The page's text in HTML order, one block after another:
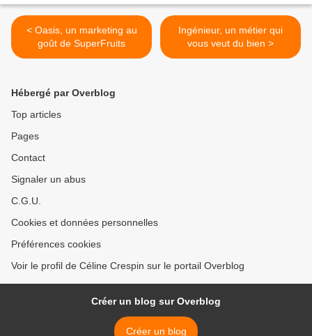
< Oasis, un marketing au
goût de SuperFruits
Ingénieur, un métier qui
vous veut du bien >
Hébergé par Overblog
Top articles
Pages
Contact
Signaler un abus
C.G.U.
Cookies et données personnelles
Préférences cookies
Voir le profil de Céline Crespin sur le portail Overblog
Créer un blog sur Overblog
Créer un blog